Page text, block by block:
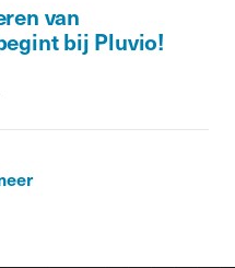
van
bij Pluvio!